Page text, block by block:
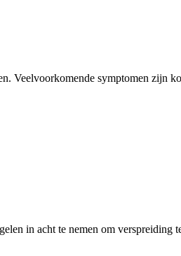
Veelvoorkomende symptomen zijn
in acht te nemen om